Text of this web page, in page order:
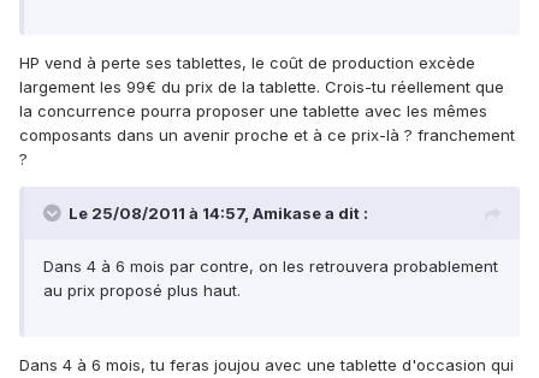
HP vend à perte ses tablettes, le coût de production excède
largement les 99€ du prix de la tablette. Crois-tu réellement que
la concurrence pourra proposer une tablette avec les mêmes
composants dans un avenir proche et à ce prix-là ? franchement
?
Le 25/08/2011 à 14:57, Amikase a dit :
Dans 4 à 6 mois par contre, on les retrouvera probablement
au prix proposé plus haut.
Dans 4 à 6 mois, tu feras joujou avec une tablette d'occasion qui